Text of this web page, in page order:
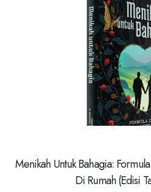
Menikah Untuk Bahagia:
Di Rumah (Edisi